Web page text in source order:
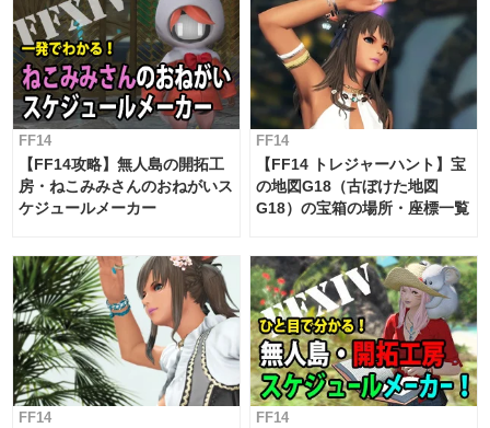
FF14
【FF14攻略】無人島の開拓工
房・ねこみみさんのおねがいス
ケジュールメーカー
FF14
【FF14 トレジャーハント】宝
の地図G18（古ぼけた地図
G18）の宝箱の場所・座標一覧
FF14 FF14